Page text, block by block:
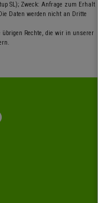
SL); Zweck: Anfrage zum Erhalt
Daten werden nicht an Dritte
übrigen Rechte, die wir in unserer